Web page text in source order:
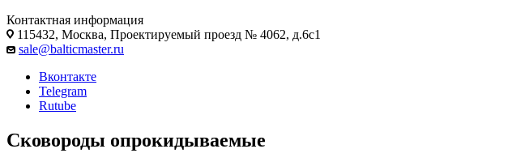
Контактная информация
115432, Москва, Проектируемый проезд № 4062, д.6с1
sale@balticmaster.ru
Вконтакте
Telegram
Rutube
Сковороды опрокидываемые